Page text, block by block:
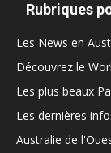
Rubriques
Les News en
Découvrez le
Les plus beaux
Les dernières
Australie de